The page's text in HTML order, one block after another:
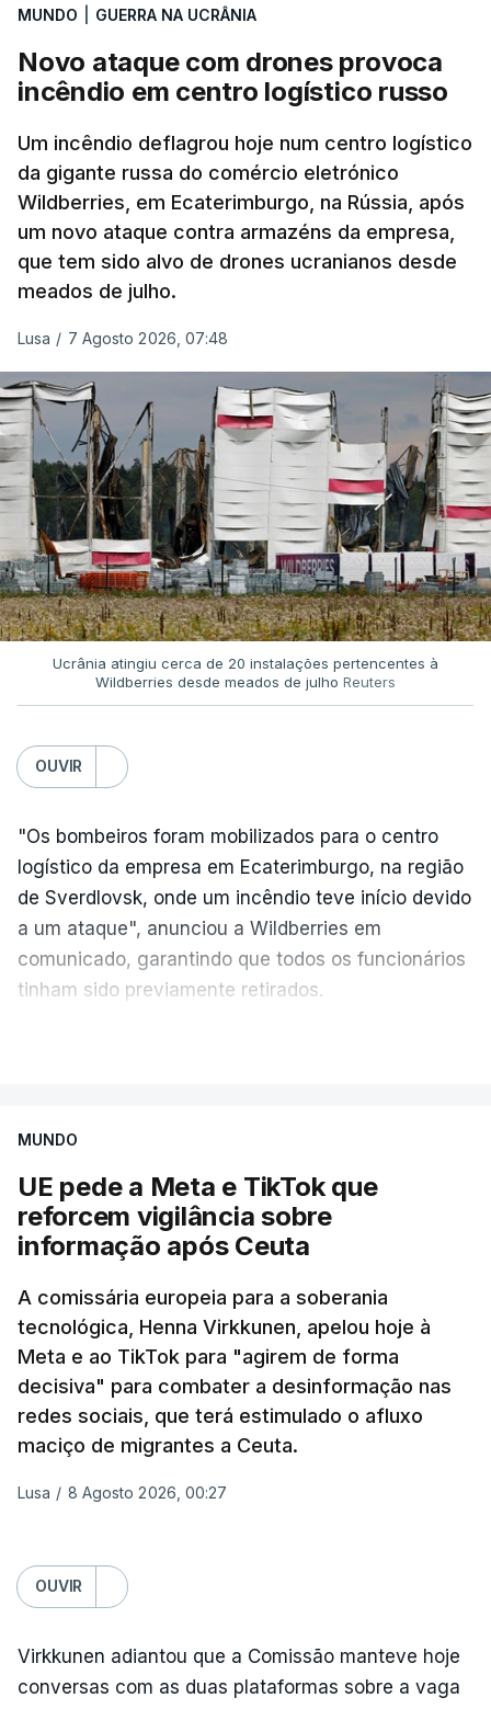
MUNDO GUERRA NA UCRÂNIA
Novo ataque com drones provoca
incêndio em centro logístico russo
Um incêndio deflagrou hoje num centro logístico
da gigante russa do comércio eletrónico
Wildberries, em Ecaterimburgo, na Rússia, após
um novo ataque contra armazéns da empresa,
que tem sido alvo de drones ucranianos desde
meados de julho.
Lusa / 7 Agosto 2026, 07:48
Ucrânia atingiu cerca de 20 instalações pertencentes à
Wildberries desde meados de julho Reuters
OUVIR
"Os bombeiros foram mobilizados para o centro
logístico da empresa em Ecaterimburgo, na região
de Sverdlovsk, onde um incêndio teve início devido
a um ataque", anunciou a Wildberries em
comunicado, garantindo que todos os funcionários
tinham sido previamente retirados.
20 instalações pertencentes à Wildberries --- uma
plataforma de comércio online muito popular,
frequentemente chamada de "Amazon russa" ---
anexada.
Os primeiros ataques, ocorridos na noite de 17 para
18 de julho, fizeram oito mortos e quase 90 feridos
em instalações nas regiões de Moscovo e Tambov
(centro-oeste).
Desde então, ataques de drones ucranianos
(noroeste), Simferopol (na Crimeia), Krasnodar e
Volgogrado (sul) e também Samara (na margem
Mais de quatro anos após o início da ofensiva
MUNDO
UE pede a Meta e TikTok que
reforcem vigilância sobre
informação após Ceuta
A comissária europeia para a soberania
tecnológica, Henna Virkkunen, apelou hoje à
Meta e ao TikTok para "agirem de forma
decisiva" para combater a desinformação nas
redes sociais, que terá estimulado o afluxo
maciço de migrantes a Ceuta.
Lusa / 8 Agosto 2026, 00:27
OUVIR
Virkkunen adiantou que a Comissão manteve hoje
conversas com as duas plataformas sobre a vaga